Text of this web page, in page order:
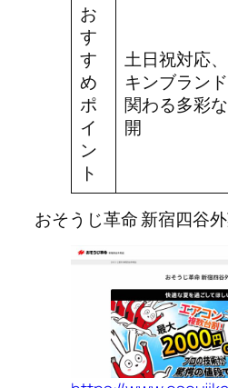
お
す
す
め
ポ
イ
ン
ト
土日祝対応
キンブラン
関わる多彩
開
おそうじ革命 新宿四谷